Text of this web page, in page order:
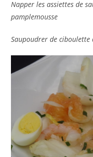
Napper les assiettes de
pamplemousse
Saupoudrer de ciboulette